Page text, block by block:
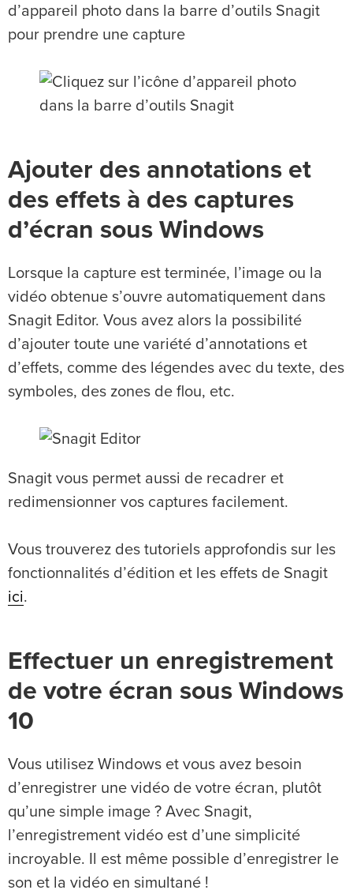
d’appareil photo dans la barre d’outils Snagit
pour prendre une capture
Ajouter des annotations et
des effets à des captures
d’écran sous Windows
Lorsque la capture est terminée, l’image ou la
vidéo obtenue s’ouvre automatiquement dans
Snagit Editor. Vous avez alors la possibilité
d’ajouter toute une variété d’annotations et
d’effets, comme des légendes avec du texte, des
symboles, des zones de flou, etc.
Snagit vous permet aussi de recadrer et
redimensionner vos captures facilement.
Vous trouverez des tutoriels approfondis sur les
fonctionnalités d’édition et les effets de Snagit
ici.
Effectuer un enregistrement
de votre écran sous Windows
10
Vous utilisez Windows et vous avez besoin
d’enregistrer une vidéo de votre écran, plutôt
qu’une simple image ? Avec Snagit,
l’enregistrement vidéo est d’une simplicité
incroyable. Il est même possible d’enregistrer le
son et la vidéo en simultané !